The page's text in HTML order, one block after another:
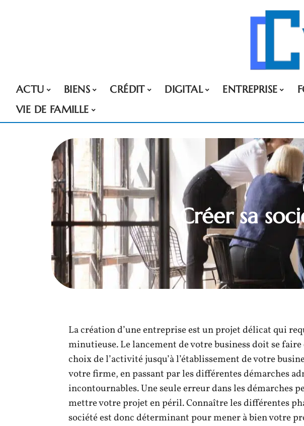
ACTU BIENS CRÉDIT DIGITAL ENTREPRISE
VIE DE FAMILLE
Créer sa
La création d’une entreprise est un projet délicat qui
minutieuse. Le lancement de votre business doit se
choix de l’activité jusqu’à l’établissement de votre
votre firme, en passant par les différentes démarches
incontournables. Une seule erreur dans les démarches
mettre votre projet en péril. Connaître les différentes
société est donc déterminant pour mener à bien votre